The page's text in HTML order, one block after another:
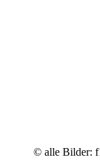
© alle Bilder: